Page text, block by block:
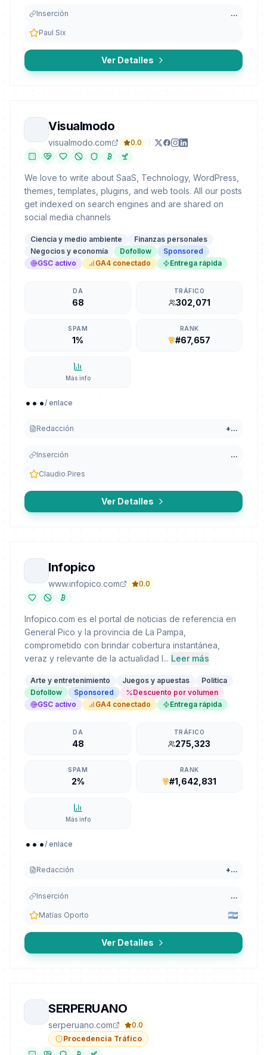
Inserción ...
Paul Six
Ver Detalles
Visualmodo
visualmodo.com 0.0
We love to write about SaaS, Technology, WordPress,
themes, templates, plugins, and web tools. All our posts
get indexed on search engines and are shared on
social media channels
Ciencia y medio ambiente
Finanzas personales
Negocios y economía
Dofollow
Sponsored
GSC activo
GA4 conectado Entrega rápida
DA
68
TRÁFICO
302,071
SPAM
1%
RANK
#67,657
Más info
.../ enlace
Redacción +...
Inserción ...
Claudio Pires
Ver Detalles
Infopico
www.infopico.com 0.0
Infopico.com es el portal de noticias de referencia en
General Pico y la provincia de La Pampa,
comprometido con brindar cobertura instantánea,
veraz y relevante de la actualidad l... Leer más
Arte y entretenimiento Juegos y apuestas
Política
Dofollow
Sponsored
Descuento por volumen
GSC activo
GA4 conectado Entrega rápida
DA
48
TRÁFICO
275,323
SPAM
2%
RANK
#1,642,831
Más info
.../ enlace
Redacción +...
Inserción ...
Matías Oporto
Ver Detalles
SERPERUANO
serperuano.com
0.0
Procedencia Tráfico